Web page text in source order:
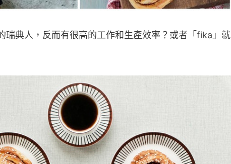
瑞典人，反而有很高的工作和生產效率？或者「fika」就